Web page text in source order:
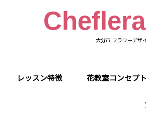
大分市 フラワーデザ
レッスン特徴 花教室コンセプト